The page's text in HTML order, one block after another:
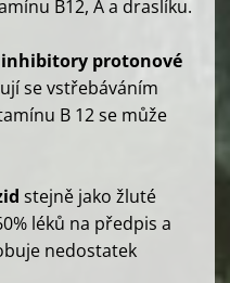
B12, A a draslíku.
protonové
se vstřebáváním
B 12 se může
stejně jako žluté
léků na předpis a
nedostatek